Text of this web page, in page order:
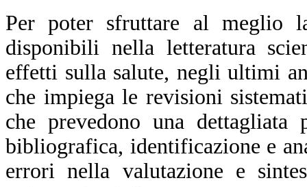
Per poter sfruttare al meglio
disponibili nella letteratura
effetti sulla salute, negli ultimi
che impiega le revisioni
che prevedono una dettagliata
bibliografica, identificazione e
errori nella valutazione e